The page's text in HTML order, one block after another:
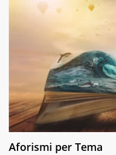
Aforismi per Tema